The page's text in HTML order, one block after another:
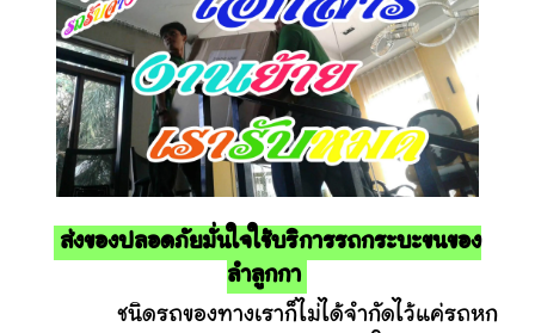
ส่งของปลอดภัยมั่นใจใช้บริการรถกระบะขนของ
ลำลูกกา
ชนิดรถของทางเราก็ไม่ได้จำกัดไว้แค่รถหก